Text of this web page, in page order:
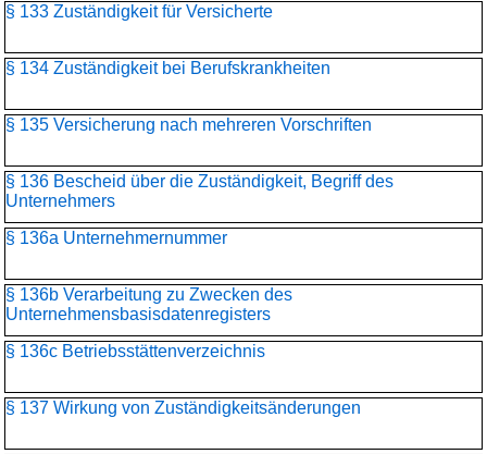
§ 133 Zuständigkeit für Versicherte
§ 134 Zuständigkeit bei Berufskrankheiten
§ 135 Versicherung nach mehreren Vorschriften
§ 136 Bescheid über die Zuständigkeit, Begriff des
Unternehmers
§ 136a Unternehmernummer
§ 136b Verarbeitung zu Zwecken des
Unternehmensbasisdaten­registers
§ 136c Betriebsstättenverzeichnis
§ 137 Wirkung von Zuständigkeitsänderungen